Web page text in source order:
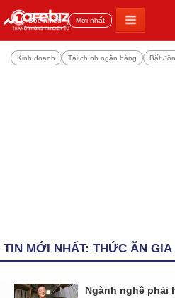
Đọc nhiều Mới nhất
Kinh doanh Tài chính ngân hàng Bất
TIN MỚI NHẤT: THỨC ĂN GIA
Ngành nghề phải